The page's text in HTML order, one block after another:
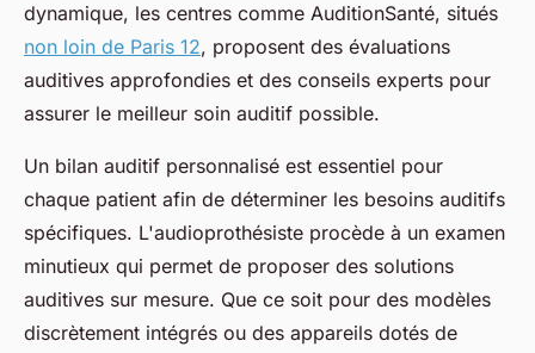
dynamique, les centres comme AuditionSanté, situés
non loin de Paris 12, proposent des évaluations
auditives approfondies et des conseils experts pour
assurer le meilleur soin auditif possible.
Un bilan auditif personnalisé est essentiel pour
chaque patient afin de déterminer les besoins auditifs
spécifiques. L'audioprothésiste procède à un examen
minutieux qui permet de proposer des solutions
auditives sur mesure. Que ce soit pour des modèles
discrètement intégrés ou des appareils dotés de